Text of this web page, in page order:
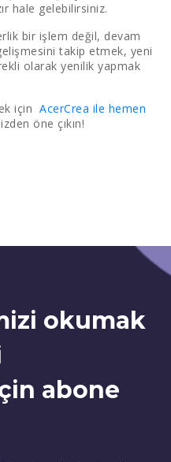
hale gelebilirsiniz.
bir işlem değil, devam
takip etmek, yeni
olarak yenilik yapmak
için AcerCrea ile hemen
öne çıkın!
okumak
abone